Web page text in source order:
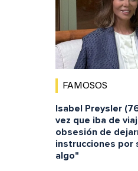
FAMOSOS
Isabel Preysler
vez que iba de
obsesión de
instrucciones por
algo"